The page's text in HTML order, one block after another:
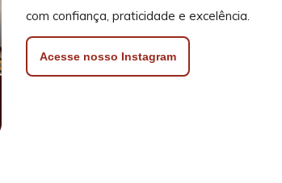
com confiança, praticidade e excelência.
Acesse nosso Instagram